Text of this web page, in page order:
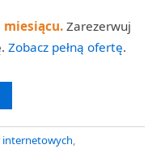
miesiącu. Zarezerwuj
Zobacz pełną ofertę.
internetowych,